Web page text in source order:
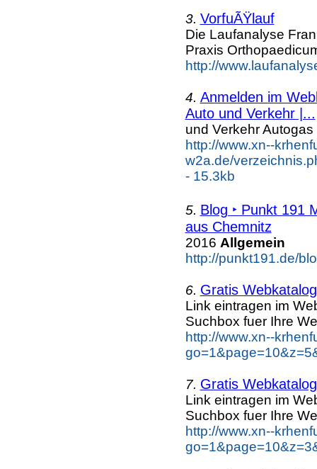
3. VorfuÃŸlauf
Die Laufanalyse
Praxis
http://
4. Anmelden im
Auto und Verkehr |...
und Verkehr
http://www.xn--
w2a.de/
- 15.3kb
5. Blog ‣ Punkt 191
aus Chemnitz
2016 Allgemein
http://punkt191.de/
6. Gratis
Link eintragen im
Suchbox fuer Ihre
http://www.xn--
7. Gratis
Link eintragen im
Suchbox fuer Ihre
http://www.xn--